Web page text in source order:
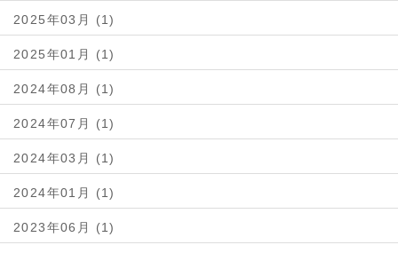
2025年03月 (1)
2025年01月 (1)
2024年08月 (1)
2024年07月 (1)
2024年03月 (1)
2024年01月 (1)
2023年06月 (1)